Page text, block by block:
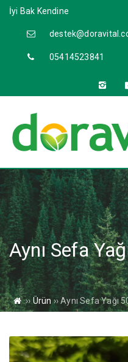
İyi Bak Kendine
05414523841
Aynı Sefa
››Ürün ››Aynı Sefa Yağı